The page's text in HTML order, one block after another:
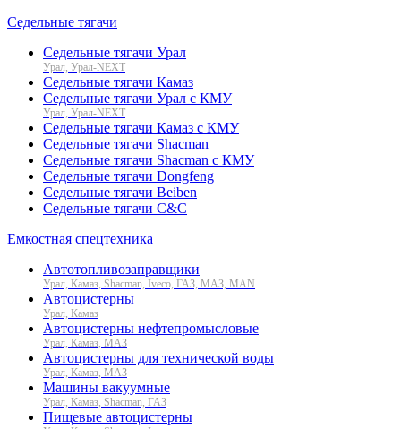
Седельные тягачи
Седельные тягачи Урал
Урал, Урал-NEXT
Седельные тягачи Камаз
Седельные тягачи Урал с КМУ
Урал, Урал-NEXT
Седельные тягачи Камаз с КМУ
Седельные тягачи Shacman
Седельные тягачи Shacman с КМУ
Седельные тягачи Dongfeng
Седельные тягачи Beiben
Седельные тягачи C&C
Емкостная спецтехника
Автотопливозаправщики
Урал, Камаз, Shacman, Iveco, ГАЗ, МАЗ, MAN
Автоцистерны
Урал, Камаз
Автоцистерны нефтепромысловые
Урал, Камаз, МАЗ
Автоцистерны для технической воды
Урал, Камаз, МАЗ
Машины вакуумные
Урал, Камаз, Shacman, ГАЗ
Пищевые автоцистерны